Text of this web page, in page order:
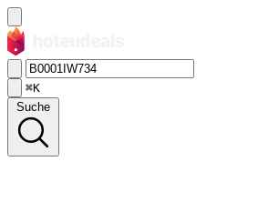
⌘K
Suche